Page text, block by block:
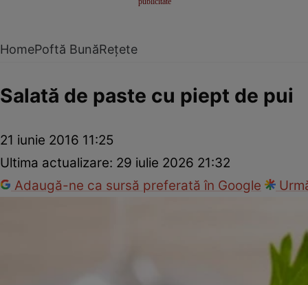
HomePoftă BunăRețete
Salată de paste cu piept de pui
21 iunie 2016 11:25
Ultima actualizare: 29 iulie 2026 21:32
Adaugă-ne ca sursă preferată în Google